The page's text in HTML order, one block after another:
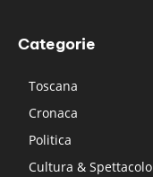
Categorie
Toscana
Cronaca
Politica
Cultura & Spettacolo